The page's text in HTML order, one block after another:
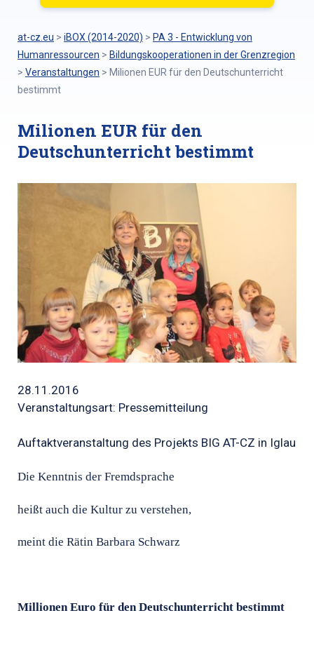
at-cz.eu > iBOX (2014-2020) > PA 3 - Entwicklung von
Humanressourcen > Bildungskooperationen in der Grenzregion
> Veranstaltungen > Milionen EUR für den Deutschunterricht
bestimmt
Milionen EUR für den
Deutschunterricht bestimmt
28.11.2016
Veranstaltungsart: Pressemitteilung
Auftaktveranstaltung des Projekts BIG AT-CZ in Iglau
Die Kenntnis der Fremdsprache
heißt auch die Kultur zu verstehen,
meint die Rätin Barbara Schwarz
Millionen Euro für den Deutschunterricht bestimmt